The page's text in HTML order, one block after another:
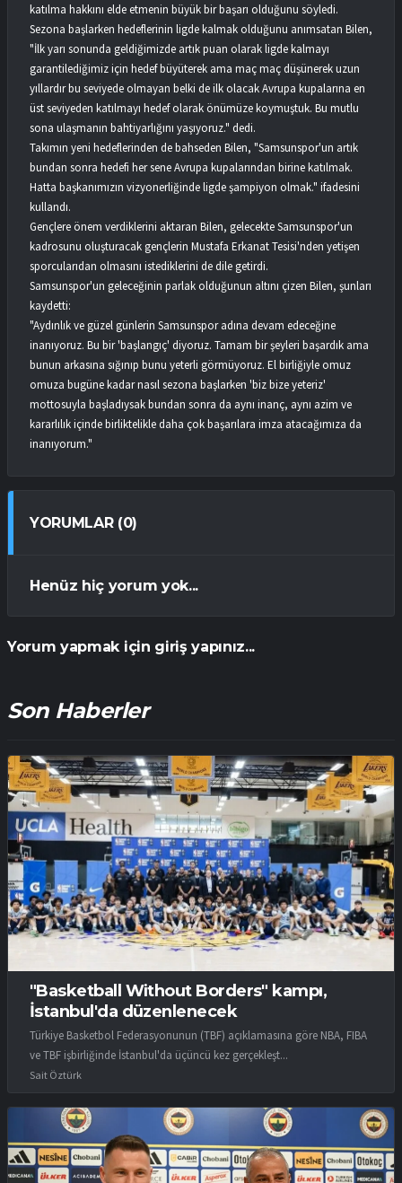
katılma hakkını elde etmenin büyük bir başarı olduğunu söyledi.
Sezona başlarken hedeflerinin ligde kalmak olduğunu anımsatan Bilen,
"İlk yarı sonunda geldiğimizde artık puan olarak ligde kalmayı
garantilediğimiz için hedef büyüterek ama maç maç düşünerek uzun
yıllardır bu seviyede olmayan belki de ilk olacak Avrupa kupalarına en
üst seviyeden katılmayı hedef olarak önümüze koymuştuk. Bu mutlu
sona ulaşmanın bahtiyarlığını yaşıyoruz." dedi.
Takımın yeni hedeflerinden de bahseden Bilen, "Samsunspor'un artık
bundan sonra hedefi her sene Avrupa kupalarından birine katılmak.
Hatta başkanımızın vizyonerliğinde ligde şampiyon olmak." ifadesini
kullandı.
Gençlere önem verdiklerini aktaran Bilen, gelecekte Samsunspor'un
kadrosunu oluşturacak gençlerin Mustafa Erkanat Tesisi'nden yetişen
sporcularıdan olmasını istediklerini de dile getirdi.
Samsunspor'un geleceğinin parlak olduğunun altını çizen Bilen, şunları
kaydetti:
"Aydınlık ve güzel günlerin Samsunspor adına devam edeceğine
inanıyoruz. Bu bir 'başlangıç' diyoruz. Tamam bir şeyleri başardık ama
bunun arkasına sığınıp bunu yeterli görmüyoruz. El birliğiyle omuz
omuza bugüne kadar nasıl sezona başlarken 'biz bize yeteriz'
mottosuyla başladıysak bundan sonra da aynı inanç, aynı azim ve
kararlılık içinde birliktelikle daha çok başarılara imza atacağımıza da
inanıyorum."
YORUMLAR (0)
Henüz hiç yorum yok...
Yorum yapmak için giriş yapınız...
Son Haberler
"Basketball Without Borders" kampı,
İstanbul'da düzenlenecek
Türkiye Basketbol Federasyonunun (TBF) açıklamasına göre NBA, FIBA
ve TBF işbirliğinde İstanbul'da üçüncü kez gerçekleşt...
Sait Öztürk